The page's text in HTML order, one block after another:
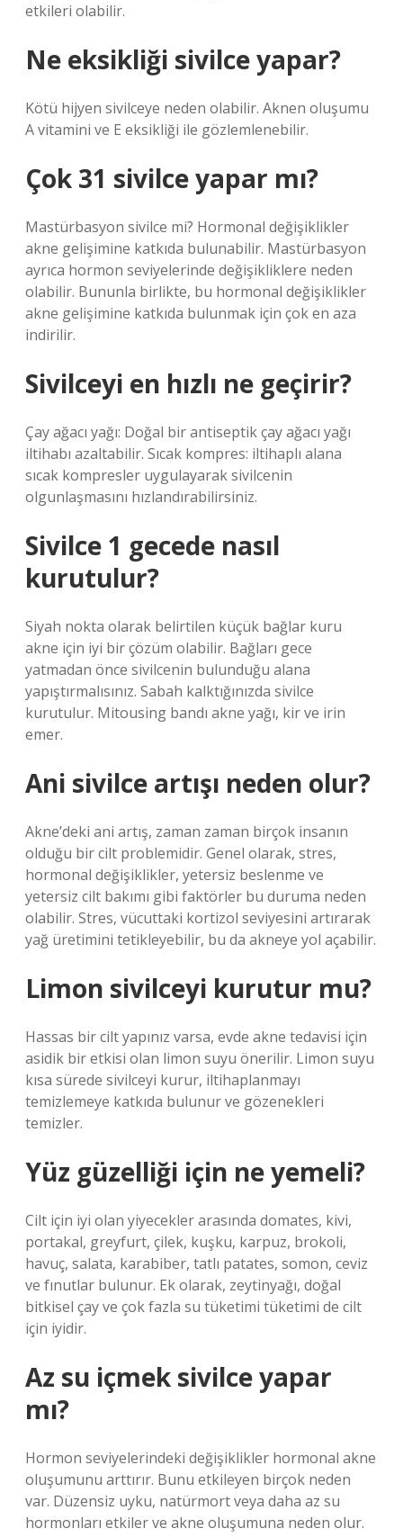
etkileri olabilir.
Ne eksikliği sivilce yapar?
Kötü hijyen sivilceye neden olabilir. Aknen oluşumu
A vitamini ve E eksikliği ile gözlemlenebilir.
Çok 31 sivilce yapar mı?
Mastürbasyon sivilce mi? Hormonal değişiklikler
akne gelişimine katkıda bulunabilir. Mastürbasyon
ayrıca hormon seviyelerinde değişikliklere neden
olabilir. Bununla birlikte, bu hormonal değişiklikler
akne gelişimine katkıda bulunmak için çok en aza
indirilir.
Sivilceyi en hızlı ne geçirir?
Çay ağacı yağı: Doğal bir antiseptik çay ağacı yağı
iltihabı azaltabilir. Sıcak kompres: iltihaplı alana
sıcak kompresler uygulayarak sivilcenin
olgunlaşmasını hızlandırabilirsiniz.
Sivilce 1 gecede nasıl
kurutulur?
Siyah nokta olarak belirtilen küçük bağlar kuru
akne için iyi bir çözüm olabilir. Bağları gece
yatmadan önce sivilcenin bulunduğu alana
yapıştırmalısınız. Sabah kalktığınızda sivilce
kurutulur. Mitousing bandı akne yağı, kir ve irin
emer.
Ani sivilce artışı neden olur?
Akne’deki ani artış, zaman zaman birçok insanın
olduğu bir cilt problemidir. Genel olarak, stres,
hormonal değişiklikler, yetersiz beslenme ve
yetersiz cilt bakımı gibi faktörler bu duruma neden
olabilir. Stres, vücuttaki kortizol seviyesini artırarak
yağ üretimini tetikleyebilir, bu da akneye yol açabilir.
Limon sivilceyi kurutur mu?
Hassas bir cilt yapınız varsa, evde akne tedavisi için
asidik bir etkisi olan limon suyu önerilir. Limon suyu
kısa sürede sivilceyi kurur, iltihaplanmayı
temizlemeye katkıda bulunur ve gözenekleri
temizler.
Yüz güzelliği için ne yemeli?
Cilt için iyi olan yiyecekler arasında domates, kivi,
portakal, greyfurt, çilek, kuşku, karpuz, brokoli,
havuç, salata, karabiber, tatlı patates, somon, ceviz
ve fınutlar bulunur. Ek olarak, zeytinyağı, doğal
bitkisel çay ve çok fazla su tüketimi tüketimi de cilt
için iyidir.
Az su içmek sivilce yapar
mı?
Hormon seviyelerindeki değişiklikler hormonal akne
oluşumunu arttırır. Bunu etkileyen birçok neden
var. Düzensiz uyku, natürmort veya daha az su
hormonları etkiler ve akne oluşumuna neden olur.